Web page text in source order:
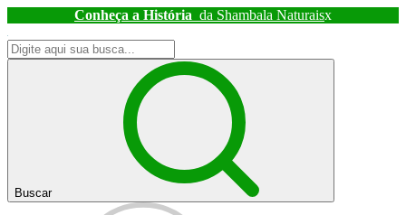
Conheça a História da Shambala Naturaisx
Buscar